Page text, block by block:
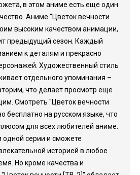
в этом аниме есть еще один
Аниме "Цветок вечности
высоким качеством анимации,
предыдущий сезон. Каждый
к деталям и прекрасно
Художественный стиль
отдельного упоминания –
что делает просмотр еще
Смотреть "Цветок вечности
бесплатно на русском языке, что
для всех любителей аниме.
одной серии и сможете
историей в любое
Но кроме качества и